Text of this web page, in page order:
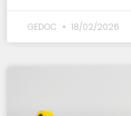
GEDOC 18/02/2026